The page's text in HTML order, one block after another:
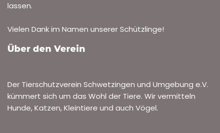
lassen.
Vielen Dank im Namen unserer Schützlinge!
Über den Verein
Der Tierschutzverein Schwetzingen und Umgebung e.V.
kümmert sich um das Wohl der Tiere. Wir vermitteln
Hunde, Katzen, Kleintiere und auch Vögel.